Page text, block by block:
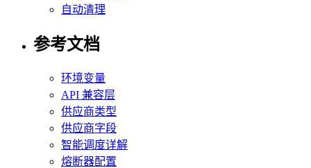
自动清理
参考文档
环境变量
API 兼容层
供应商类型
供应商字段
智能调度详解
熔断器配置